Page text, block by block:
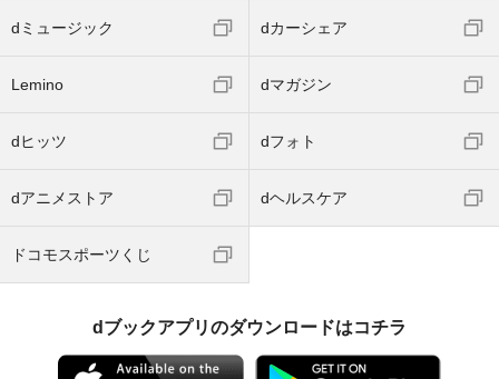
dミュージック dカーシェア
Lemino dマガジン
dヒッツ dフォト
dアニメストア dヘルスケア
ドコモスポーツくじ
dブックアプリのダウンロードはコチラ